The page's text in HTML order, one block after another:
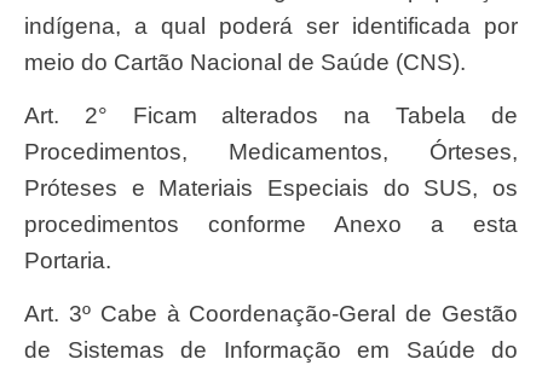
indígena, a qual poderá ser identificada por
meio do Cartão Nacional de Saúde (CNS).
Art. 2° Ficam alterados na Tabela de
Procedimentos, Medicamentos, Órteses,
Próteses e Materiais Especiais do SUS, os
procedimentos conforme Anexo a esta
Portaria.
Art. 3º Cabe à Coordenação-Geral de Gestão
de Sistemas de Informação em Saúde do